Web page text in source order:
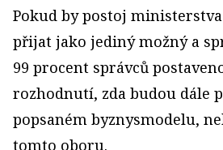
Pokud by postoj
přijat jako jediný možný a
99 procent správců
rozhodnutí, zda budou dále
popsaném byznysmodelu,
tomto oboru.